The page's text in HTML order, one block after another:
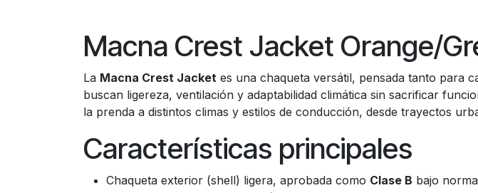
Macna Crest Jacket Orange/
La Macna Crest Jacket es una chaqueta versátil, pensada tanto para
buscan ligereza, ventilación y adaptabilidad climática sin sacrificar
la prenda a distintos climas y estilos de conducción, desde trayectos
Características principales
Chaqueta exterior (shell) ligera, aprobada como Clase B bajo